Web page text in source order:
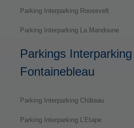
Parking Interparking Roosevelt
Parking Interparking La Mandoune
Parkings Interparking
Fontainebleau
Parking Interparking Château
Parking Interparking L’Etape